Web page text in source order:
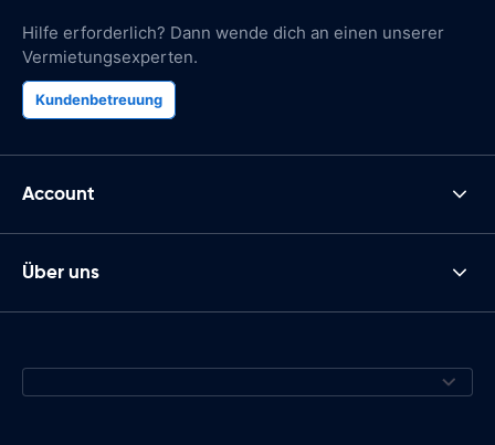
Hilfe erforderlich? Dann wende dich an einen unserer
Vermietungsexperten.
Kundenbetreuung
Account
Über uns